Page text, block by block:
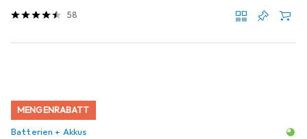
58
MENGENRABATT
Batterien + Akkus